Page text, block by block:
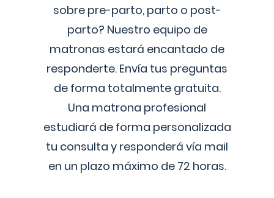
sobre pre-parto, parto o post-
parto? Nuestro equipo de
matronas estará encantado de
responderte. Envía tus preguntas
de forma totalmente gratuita.
Una matrona profesional
estudiará de forma personalizada
tu consulta y responderá vía mail
en un plazo máximo de 72 horas.